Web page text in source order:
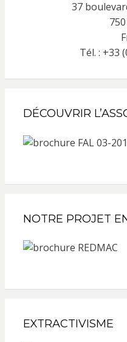
37
Tél. : +33
DÉCOUVRIR
NOTRE PROJET
EXTRACTIVISME